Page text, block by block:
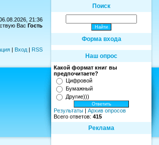
21:36
Вас Гость
| Вход | RSS
Поиск
Форма входа
Наш опрос
Какой формат книг вы
предпочитаете?
Цифровой
Бумажный
Другие)))
Результаты | Архив опросов
Всего ответов: 415
Реклама